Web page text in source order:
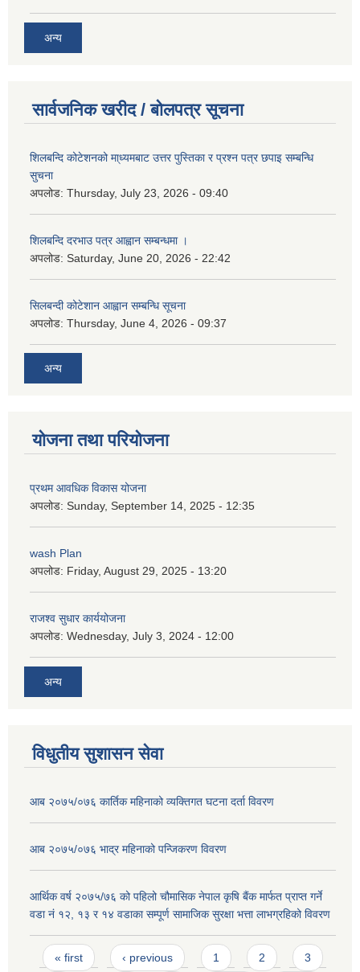
अन्य
सार्वजनिक खरीद / बोलपत्र सूचना
शिलबन्दि कोटेशनको मा्ध्यमबाट उत्तर पुस्तिका र प्रश्न पत्र छपाइ सम्बन्धि
सुचना
अपलोड: Thursday, July 23, 2026 - 09:40
शिलबन्दि दरभाउ पत्र आह्वान सम्बन्धमा ।
अपलोड: Saturday, June 20, 2026 - 22:42
सिलबन्दी कोटेशान आह्वान सम्बन्धि सूचना
अपलोड: Thursday, June 4, 2026 - 09:37
अन्य
योजना तथा परियोजना
प्रथम आवधिक विकास योजना
अपलोड: Sunday, September 14, 2025 - 12:35
wash Plan
अपलोड: Friday, August 29, 2025 - 13:20
राजश्व सुधार कार्ययोजना
अपलोड: Wednesday, July 3, 2024 - 12:00
अन्य
विधुतीय सुशासन सेवा
आब २०७५/०७६ कार्तिक महिनाको व्यक्तिगत घटना दर्ता विवरण
आब २०७५/०७६ भाद्र महिनाको पन्जिकरण विवरण
आर्थिक वर्ष २०७५/७६ को पहिलो चौमासिक नेपाल कृषि बैंक मार्फत प्राप्त गर्ने
वडा नं १२, १३ र १४ वडाका सम्पूर्ण सामाजिक सुरक्षा भत्ता लाभग्रहिको विवरण
Pages
« first ‹ previous 1 2 3